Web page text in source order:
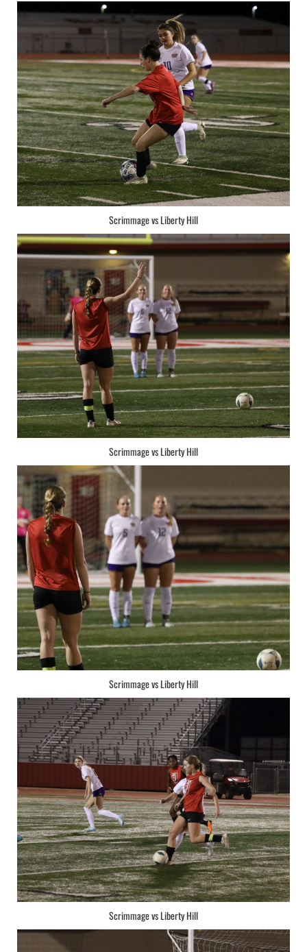
Scrimmage vs Liberty Hill
Scrimmage vs Liberty Hill
Scrimmage vs Liberty Hill
Scrimmage vs Liberty Hill